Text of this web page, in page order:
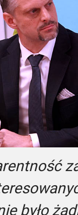
było